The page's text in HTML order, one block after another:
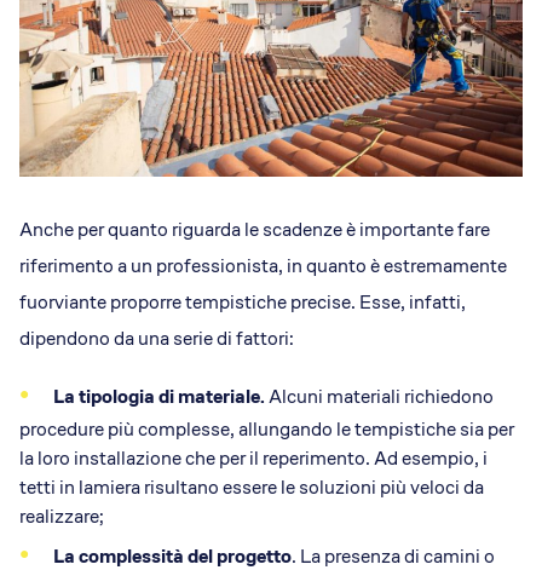
Anche per quanto riguarda le scadenze è importante fare
riferimento a un professionista, in quanto è estremamente
fuorviante proporre tempistiche precise. Esse, infatti,
dipendono da una serie di fattori:
La tipologia di materiale.Alcuni materiali richiedono
procedure più complesse, allungando le tempistiche sia per
la loro installazione che per il reperimento. Ad esempio, i
tetti in lamiera risultano essere le soluzioni più veloci da
realizzare;
La complessità del progetto. La presenza di camini o